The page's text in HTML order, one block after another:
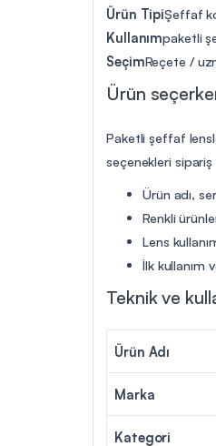
Ürün TipiŞeffaf
Kullanımpaketli
SeçimReçete /
Ürün
Paketli şeffaf
seçenekleri
Ürün adı,
Renkli
Lens
İlk kullanım
Teknik ve
Ürün Adı
Marka
Kategori